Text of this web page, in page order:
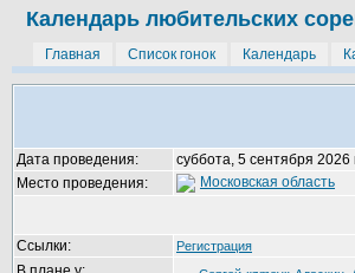
Календарь любительских
Главная Список гонок Календарь
Дата проведения:
суббота, 5 сентября 2026
Место проведения:
Московская область
Ссылки: Регистрация